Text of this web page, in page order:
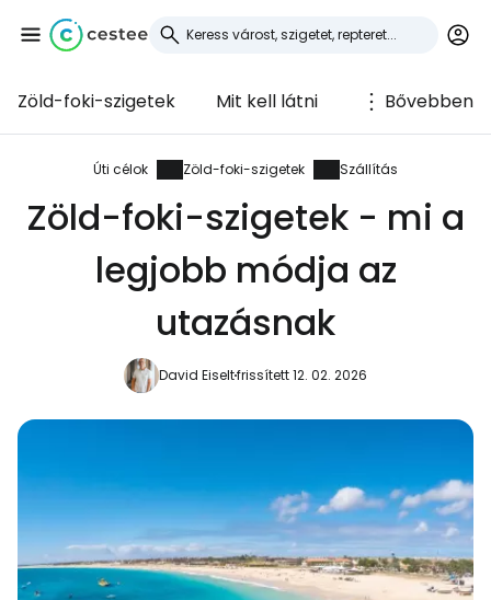
Zöld-foki-szigetek Mit kell látni Bővebben
Úti célok Zöld-foki-szigetek Szállítás
Zöld-foki-szigetek - mi a
legjobb módja az
utazásnak
David Eiseltfrissített 12. 02. 2026
Bejelentkezés a
Cestee-be
... az utazási közösség világszerte
Folytatás a Google-lal
Folytatás a Facebookkal